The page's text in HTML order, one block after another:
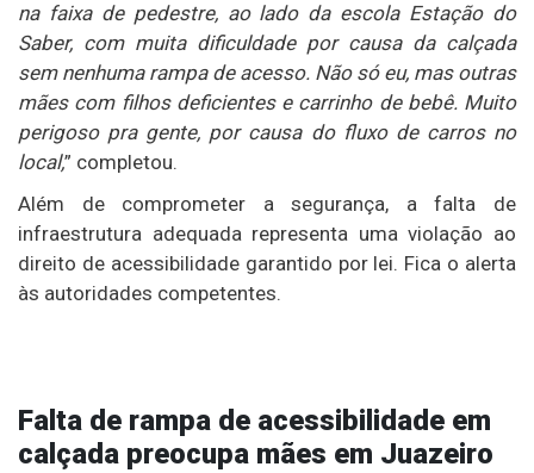
na faixa de pedestre, ao lado da escola Estação do
Saber, com muita dificuldade por causa da calçada
sem nenhuma rampa de acesso. Não só eu, mas outras
mães com filhos deficientes e carrinho de bebê. Muito
perigoso pra gente, por causa do fluxo de carros no
local,” completou.
Além de comprometer a segurança, a falta de
infraestrutura adequada representa uma violação ao
direito de acessibilidade garantido por lei. Fica o alerta
às autoridades competentes.
Falta de rampa de acessibilidade em
calçada preocupa mães em Juazeiro